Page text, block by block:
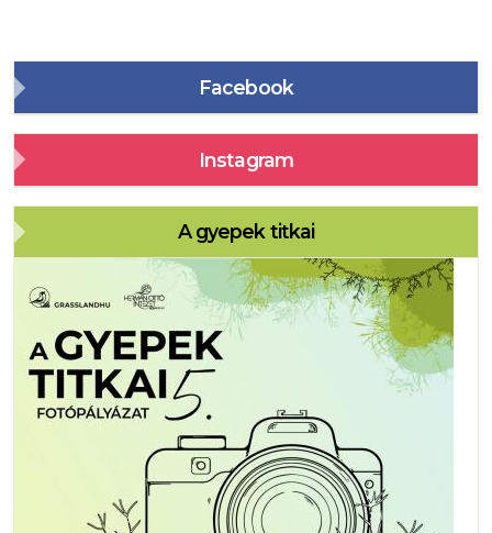
Facebook
Instagram
A gyepek titkai